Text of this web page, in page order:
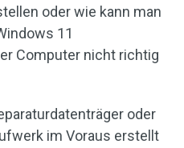
oder wie kann man
11
Computer nicht richtig
oder
im Voraus erstellt